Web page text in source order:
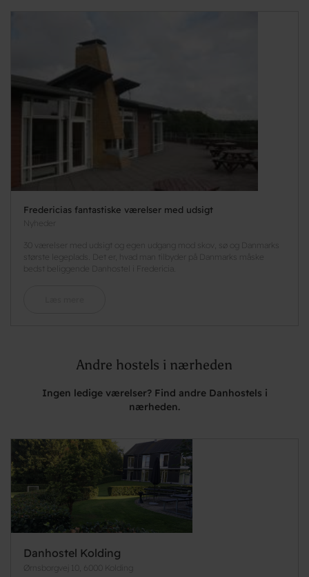
Fredericias fantastiske værelser med udsigt
30 værelser med udsigt og egen udgang mod skov, sø og Danmarks
største legeplads. Det er, hvad man tilbyder på Danmarks måske
bedst beliggende Danhostel i Fredericia.
Andre hostels i nærheden
Ingen ledige værelser? Find andre Danhostels i
nærheden.
Danhostel Kolding
Ørnsborgvej 10, 6000 Kolding